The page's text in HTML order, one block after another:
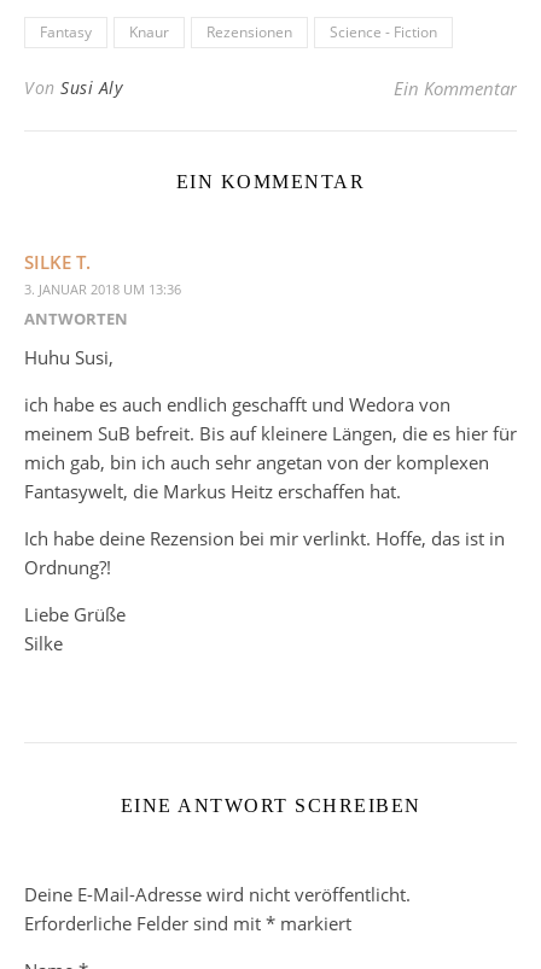
Fantasy Knaur Rezensionen Science - Fiction
Von Susi Aly Ein Kommentar
EIN KOMMENTAR
SILKE T.
3. JANUAR 2018 UM 13:36
ANTWORTEN
Huhu Susi,
ich habe es auch endlich geschafft und Wedora von
meinem SuB befreit. Bis auf kleinere Längen, die es hier für
mich gab, bin ich auch sehr angetan von der komplexen
Fantasywelt, die Markus Heitz erschaffen hat.
Ich habe deine Rezension bei mir verlinkt. Hoffe, das ist in
Ordnung?!
Liebe Grüße
Silke
EINE ANTWORT SCHREIBEN
Deine E-Mail-Adresse wird nicht veröffentlicht.
Erforderliche Felder sind mit * markiert